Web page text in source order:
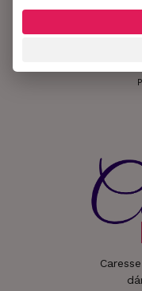
Zůstaňte